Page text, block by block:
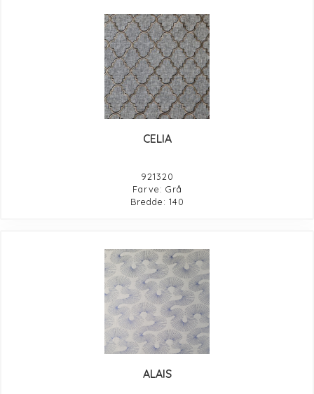
CELIA
921320
Farve: Grå
Bredde: 140
ALAIS